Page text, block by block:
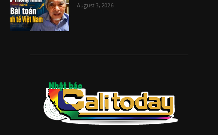
August 3, 2026